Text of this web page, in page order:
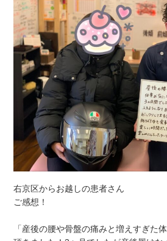
右京区からお越しの患者さん
ご感想！
「産後の腰や骨盤の痛みと増えすぎた